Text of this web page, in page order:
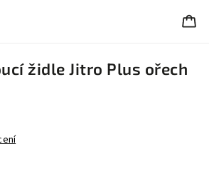
židle Jitro Plus ořech